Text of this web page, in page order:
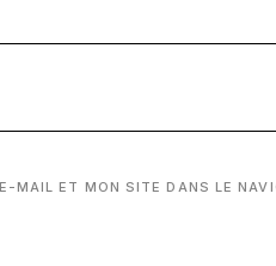
MAIL ET MON SITE DANS LE